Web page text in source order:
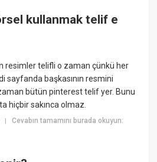
kullanmak telif e
resimler telifli o zaman çünkü her
sayfanda başkasının resmini
bütün pinterest telif yer. Bunu
hiçbir sakınca olmaz.
|Cevabın tamamını burada okuyun: